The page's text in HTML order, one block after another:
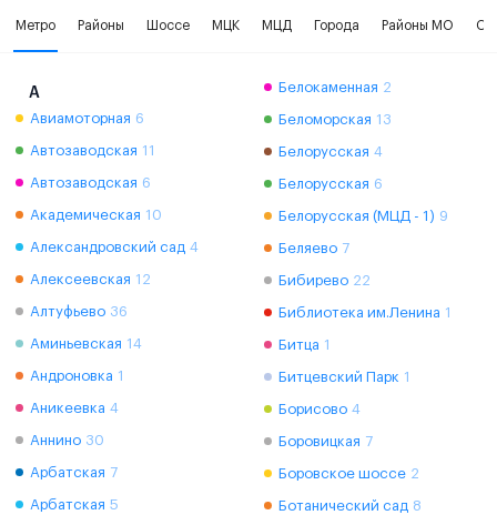
Метро Районы Шоссе МЦК МЦД Города Районы МО
А
Авиамоторная 6
Автозаводская 11
Автозаводская 6
Академическая 10
Александровский сад 4
Алексеевская 12
Алтуфьево 36
Аминьевская 14
Андроновка 1
Аникеевка 4
Аннино 30
Арбатская 7
Арбатская 5
Белокаменная 2
Беломорская 13
Белорусская 4
Белорусская 6
Белорусская (МЦД - 1) 9
Беляево 7
Бибирево 22
Библиотека им.Ленина 1
Битца 1
Битцевский Парк 1
Борисово 4
Боровицкая 7
Боровское шоссе 2
Ботанический сад 8